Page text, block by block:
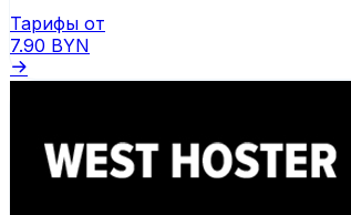
Тарифы от
7.90 BYN